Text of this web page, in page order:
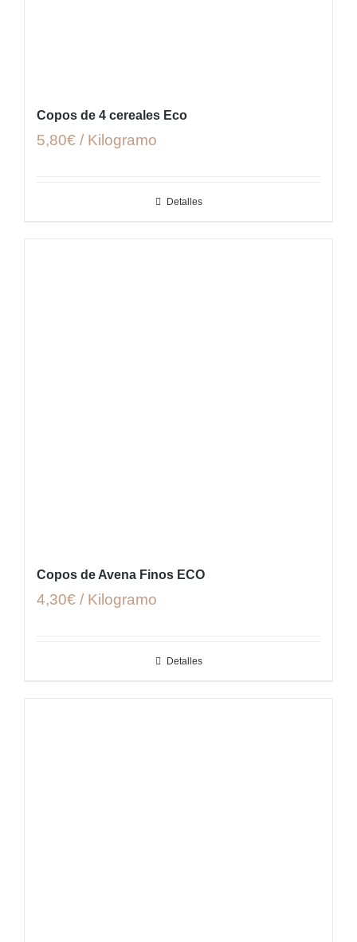
Copos de 4 cereales Eco
5,80€ / Kilogramo
Detalles
Copos de Avena Finos ECO
4,30€ / Kilogramo
Detalles